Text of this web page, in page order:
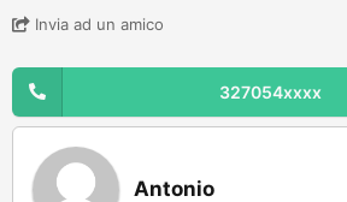
Invia ad un amico
327054xxxx
Antonio